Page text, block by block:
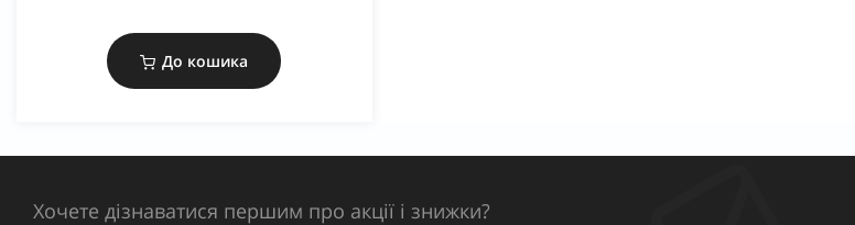
До кошика
Хочете дізнаватися першим про акції і знижки?